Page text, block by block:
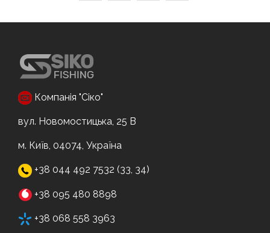
Компанія "Сіко"
вул. Новомостицька, 25 В
м. Київ, 04074, Україна
+38 044 492 7532 (33, 34)
+38 095 480 8898
+38 068 558 3963